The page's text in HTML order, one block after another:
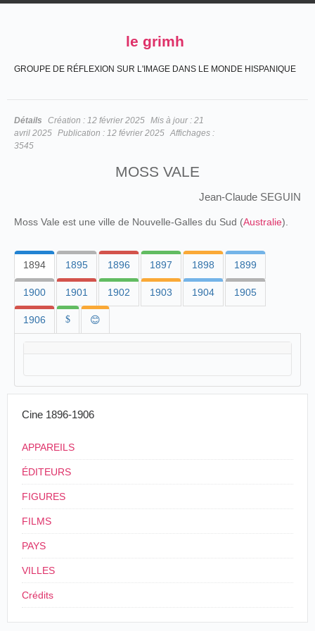
le grimh
GROUPE DE RÉFLEXION SUR L'IMAGE DANS LE MONDE HISPANIQUE
Détails Création : 12 février 2025 Mis à jour : 21
avril 2025 Publication : 12 février 2025 Affichages :
3545
MOSS VALE
Jean-Claude SEGUIN
Moss Vale est une ville de Nouvelle-Galles du Sud (Australie).
1894 1895 1896 1897 1898 1899
1900 1901 1902 1903 1904 1905
1906 $ 😊
Cine 1896-1906
APPAREILS
ÉDITEURS
FIGURES
FILMS
PAYS
VILLES
Crédits